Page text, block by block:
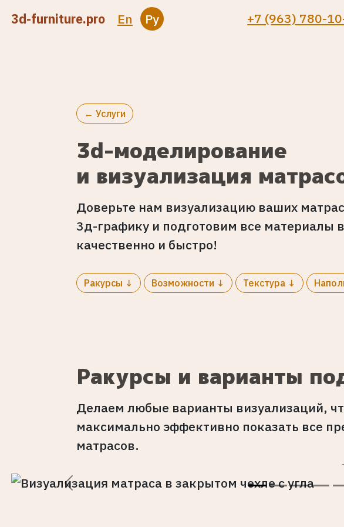
3d-furniture.pro En Ру +7 (963) 780-
← Услуги
3d-моделирование
и визуализация
Доверьте нам визуализацию ваших
3д-графику и подготовим все материалы
качественно и быстро!
Ракурсы ↓ Возможности ↓ Текстура ↓
Ракурсы и варианты
Делаем любые варианты визуализаций,
максимально эффективно показать все
матрасов.
Previous